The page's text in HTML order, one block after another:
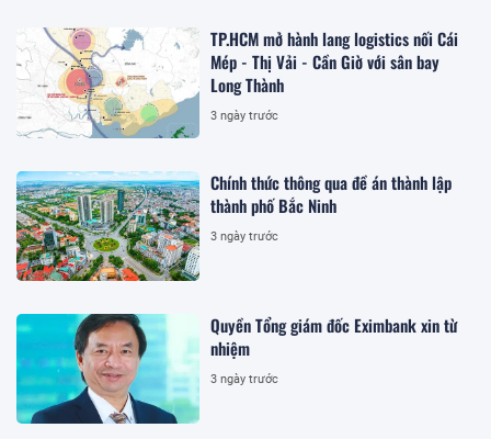
TP.HCM mở hành lang logistics nối Cái
Mép - Thị Vải - Cần Giờ với sân bay
Long Thành
3 ngày trước
Chính thức thông qua đề án thành lập
thành phố Bắc Ninh
3 ngày trước
Quyền Tổng giám đốc Eximbank xin từ
nhiệm
3 ngày trước